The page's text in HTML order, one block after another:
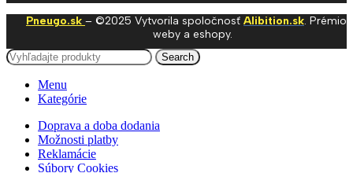
Pneugo.sk – ©2025 Vytvorila spoločnosť Alibition.sk.
weby a eshopy.
Search
Menu
Kategórie
Doprava a doba dodania
Možnosti platby
Reklamácie
Súbory Cookies